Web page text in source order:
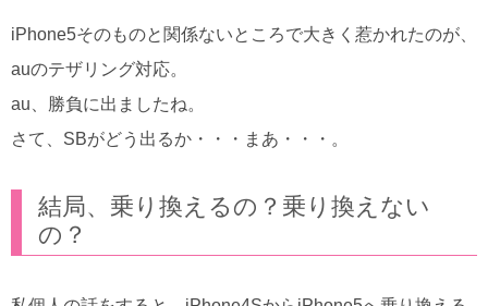
iPhone5そのものと関係ないところで大きく惹かれたのが、
auのテザリング対応。
au、勝負に出ましたね。
さて、SBがどう出るか・・・まあ・・・。
結局、乗り換えるの？乗り換えない
の？